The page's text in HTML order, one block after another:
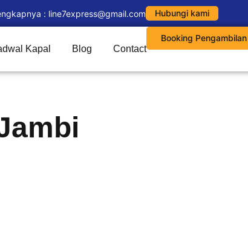
: line7express@gmail.com Hubungi kami
Kapal Blog Contact
Booking Pengambilan